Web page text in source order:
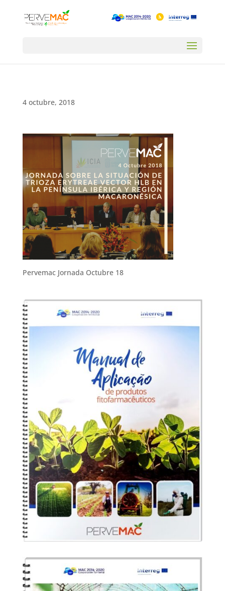
4 octubre, 2018
Pervemac Jornada Octubre 18